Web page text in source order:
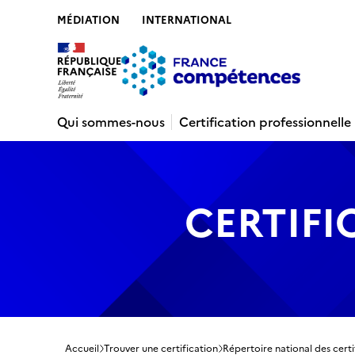
MÉDIATION INTERNATIONAL
Qui sommes-nous
Certification professionnelle
Accueil Trouver une certification Répertoire national des